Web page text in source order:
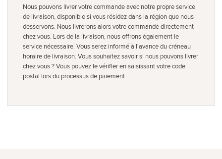
Nous pouvons livrer votre commande avec notre propre service
de livraison, disponible si vous résidez dans la région que nous
desservons. Nous livrerons alors votre commande directement
chez vous. Lors de la livraison, nous offrons également le
service nécessaire. Vous serez informé à l'avance du créneau
horaire de livraison. Vous souhaitez savoir si nous pouvons livrer
chez vous ? Vous pouvez le vérifier en saisissant votre code
postal lors du processus de paiement.